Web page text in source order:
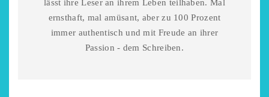
lässt ihre Leser an ihrem Leben teilhaben. Mal
ernsthaft, mal amüsant, aber zu 100 Prozent
immer authentisch und mit Freude an ihrer
Passion - dem Schreiben.